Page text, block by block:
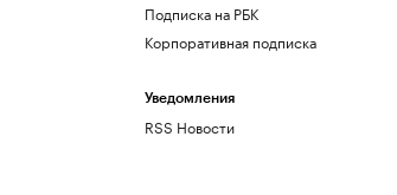
Подписка на РБК
Корпоративная подписка
Уведомления
RSS Новости